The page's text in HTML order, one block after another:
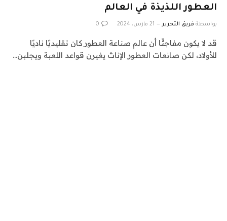
العطور اللذيذة في العالم
بواسطة فريق التحرير 21 مارس، 2024 0
قد لا يكون مفاجئًا أن عالم صناعة العطور كان تقليديًا ناديًا
للأولاد، لكن صانعات العطور الإناث يغيرن قواعد اللعبة ويجلبن…